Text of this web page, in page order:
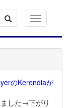
Toggle
navigation
のKerendiaが
した→下がり